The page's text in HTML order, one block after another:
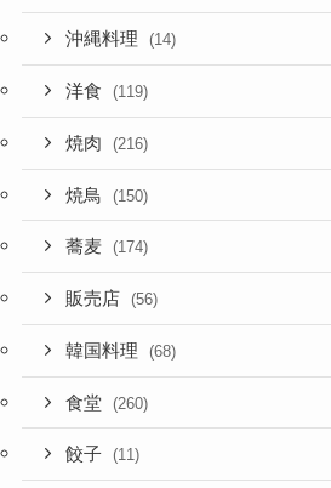
沖縄料理 (14)
洋食 (119)
焼肉 (216)
焼鳥 (150)
蕎麦 (174)
販売店 (56)
韓国料理 (68)
食堂 (260)
餃子 (11)